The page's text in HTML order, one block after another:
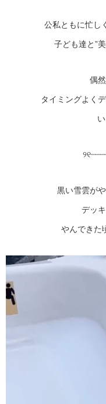
公私ともに忙し
子ども達と”
偶
タイミングよく
黒い雪雲が
デッ
やんできた